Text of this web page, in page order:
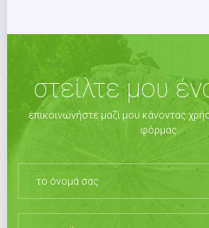
στείλτε μου
επικοινωνήστε μαζί μου κάνοντας
φόρμας.